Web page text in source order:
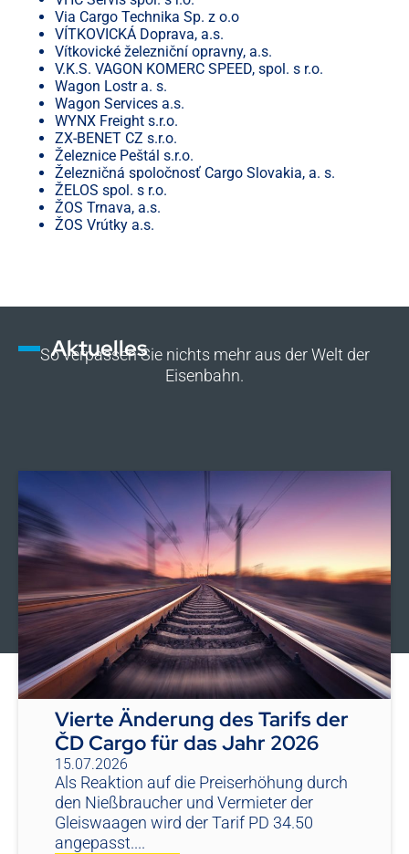
Via Cargo Technika Sp. z o.o
VÍTKOVICKÁ Doprava, a.s.
Vítkovické železniční opravny, a.s.
V.K.S. VAGON KOMERC SPEED, spol. s r.o.
Wagon Lostr a. s.
Wagon Services a.s.
WYNX Freight s.r.o.
ZX-BENET CZ s.r.o.
Železnice Peštál s.r.o.
Železničná spoločnosť Cargo Slovakia, a. s.
ŽELOS spol. s r.o.
ŽOS Trnava, a.s.
ŽOS Vrútky a.s.
Aktuelles
So verpassen Sie nichts mehr aus der Welt der
Eisenbahn.
Vierte Änderung des Tarifs der
ČD Cargo für das Jahr 2026
15.07.2026
Als Reaktion auf die Preiserhöhung durch
den Nießbraucher und Vermieter der
Gleiswaagen wird der Tarif PD 34.50
angepasst....